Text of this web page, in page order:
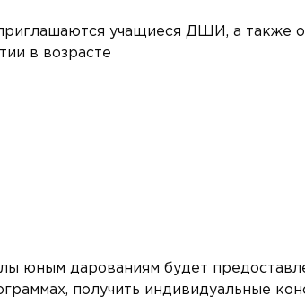
учащиеся ДШИ, а также
в возрасте
юным дарованиям будет
получить индивидуальные